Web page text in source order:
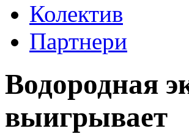
Колектив
Партнери
Водородная
выигрывает